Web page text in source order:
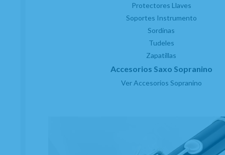
Protectores Llaves
Soportes Instrumento
Sordinas
Tudeles
Zapatillas
Accesorios Saxo Sopranino
Ver Accesorios Sopranino